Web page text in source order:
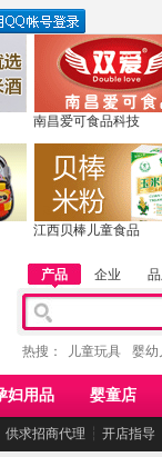
南昌爱可食品科技
江西贝棒儿童食品
产品 企业
热搜： 儿童玩具 婴幼
妇用品 婴童店
供求招商代理 ┆ 开店指导